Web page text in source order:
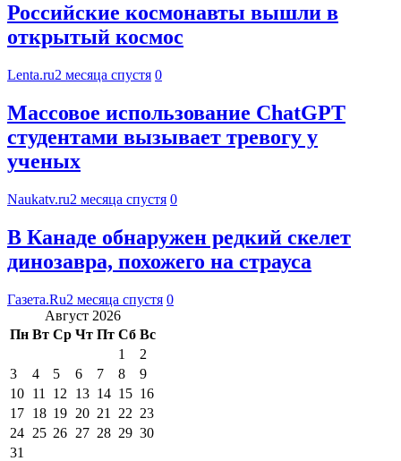
Российские космонавты вышли в
открытый космос
Lenta.ru2 месяца спустя 0
Массовое использование ChatGPT
студентами вызывает тревогу у
ученых
Naukatv.ru2 месяца спустя 0
В Канаде обнаружен редкий скелет
динозавра, похожего на страуса
Газета.Ru2 месяца спустя 0
Август 2026
Пн Вт Ср Чт Пт Сб Вс
1
2
3
4 5 6 7 8
9
10 11 12 13 14 15 16
17 18 19 20 21 22 23
24 25 26 27 28 29 30
31